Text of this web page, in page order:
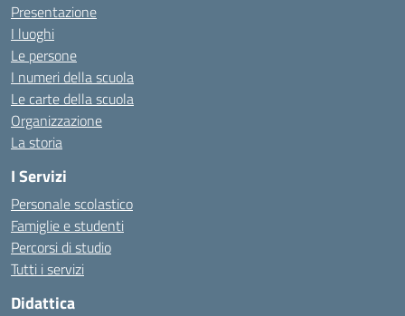
Presentazione
I luoghi
Le persone
I numeri della scuola
Le carte della scuola
Organizzazione
La storia
I Servizi
Personale scolastico
Famiglie e studenti
Percorsi di studio
Tutti i servizi
Didattica